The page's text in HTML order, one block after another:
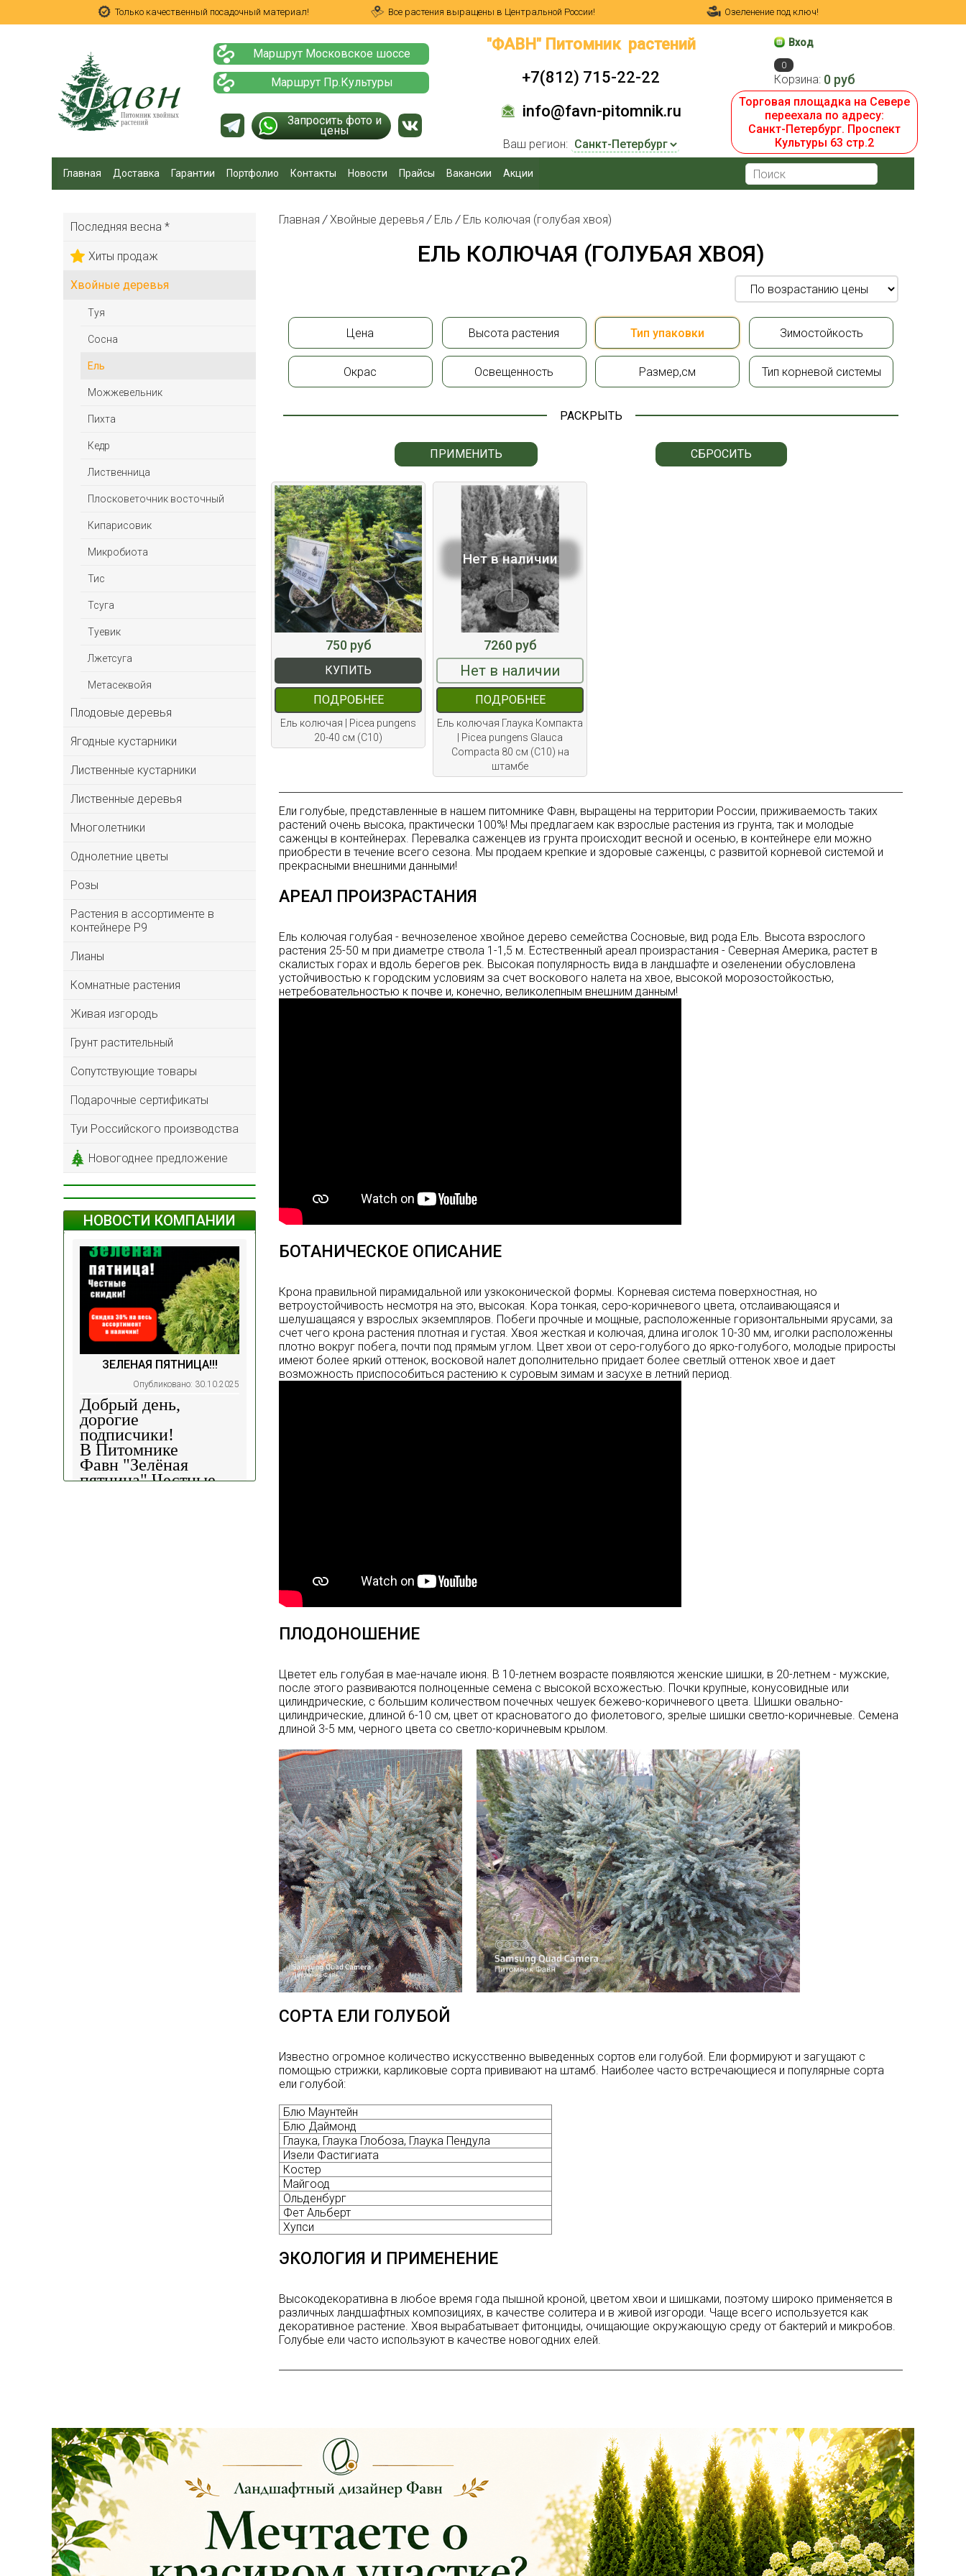
Только качественный посадочный материал! Все растения выращены в Центральной России! Озеленение под ключ!
Маршрут Московское шоссе
Маршрут Пр.Культуры
Запросить фото и
цены
"ФАВН" Питомник растений
+7(812) 715-22-22
info@favn-pitomnik.ru
Ваш регион:
Вход
0
Корзина: 0 руб
Торговая площадка на Севере
переехала по адресу:
Санкт-Петербург. Проспект
Культуры 63 стр.2
Главная Доставка Гарантии Портфолио Контакты Новости Прайсы Вакансии Акции
Последняя весна *
Хиты продаж
Хвойные деревья
Туя
Сосна
Ель
Можжевельник
Пихта
Кедр
Лиственница
Плосковеточник восточный
Кипарисовик
Микробиота
Тис
Тсуга
Туевик
Лжетсуга
Метасеквойя
Плодовые деревья
Ягодные кустарники
Лиственные кустарники
Лиственные деревья
Многолетники
Однолетние цветы
Розы
Растения в ассортименте в
контейнере P9
Лианы
Комнатные растения
Живая изгородь
Грунт растительный
Сопутствующие товары
Подарочные сертификаты
Туи Российского производства
Новогоднее предложение
НОВОСТИ КОМПАНИИ
ЗЕЛЕНАЯ ПЯТНИЦА!!!
Опубликовано: 30.10.2025
Добрый день,
дорогие
подписчики!
В Питомнике
Фавн "Зелёная
пятница".Честные
Главная / Хвойные деревья / Ель / Ель колючая (голубая хвоя)
ЕЛЬ КОЛЮЧАЯ (ГОЛУБАЯ ХВОЯ)
Цена Высота растения Тип упаковки Зимостойкость
Окрас Освещенность Размер,см Тип корневой системы
РАСКРЫТЬ
ПРИМЕНИТЬ СБРОСИТЬ
750 руб
КУПИТЬ
ПОДРОБНЕЕ
Ель колючая | Picea pungens
20-40 см (С10)
Нет в наличии
7260 руб
Нет в наличии
ПОДРОБНЕЕ
Ель колючая Глаука Компакта
| Picea pungens Glauca
Compacta 80 см (С10) на
штамбе
Ели голубые, представленные в нашем питомнике Фавн, выращены на территории России, приживаемость таких
растений очень высока, практически 100%! Мы предлагаем как взрослые растения из грунта, так и молодые
саженцы в контейнерах. Перевалка саженцев из грунта происходит весной и осенью, в контейнере ели можно
приобрести в течение всего сезона. Мы продаем крепкие и здоровые саженцы, с развитой корневой системой и
прекрасными внешними данными!
АРЕАЛ ПРОИЗРАСТАНИЯ
Ель колючая голубая - вечнозеленое хвойное дерево семейства Сосновые, вид рода Ель. Высота взрослого
растения 25-50 м при диаметре ствола 1-1,5 м. Естественный ареал произрастания - Северная Америка, растет в
скалистых горах и вдоль берегов рек. Высокая популярность вида в ландшафте и озеленении обусловлена
устойчивостью к городским условиям за счет воскового налета на хвое, высокой морозостойкостью,
нетребовательностью к почве и, конечно, великолепным внешним данным!
БОТАНИЧЕСКОЕ ОПИСАНИЕ
Крона правильной пирамидальной или узкоконической формы. Корневая система поверхностная, но
ветроустойчивость несмотря на это, высокая. Кора тонкая, серо-коричневого цвета, отслаивающаяся и
шелушащаяся у взрослых экземпляров. Побеги прочные и мощные, расположенные горизонтальными ярусами, за
счет чего крона растения плотная и густая. Хвоя жесткая и колючая, длина иголок 10-30 мм, иголки расположенны
плотно вокруг побега, почти под прямым углом. Цвет хвои от серо-голубого до ярко-голубого, молодые приросты
имеют более яркий оттенок, восковой налет дополнительно придает более светлый оттенок хвое и дает
возможность приспособиться растению к суровым зимам и засухе в летний период.
ПЛОДОНОШЕНИЕ
Цветет ель голубая в мае-начале июня. В 10-летнем возрасте появляются женские шишки, в 20-летнем - мужские,
после этого развиваются полноценные семена с высокой всхожестью. Почки крупные, конусовидные или
цилиндрические, с большим количеством почечных чешуек бежево-коричневого цвета. Шишки овально-
цилиндрические, длиной 6-10 см, цвет от красноватого до фиолетового, зрелые шишки светло-коричневые. Семена
длиной 3-5 мм, черного цвета со светло-коричневым крылом.
СОРТА ЕЛИ ГОЛУБОЙ
Известно огромное количество искусственно выведенных сортов ели голубой. Ели формируют и загущают с
помощью стрижки, карликовые сорта прививают на штамб. Наиболее часто встречающиеся и популярные сорта
ели голубой:
Блю Маунтейн
Блю Даймонд
Глаука, Глаука Глобоза, Глаука Пендула
Изели Фастигиата
Костер
Майгоод
Ольденбург
Фет Альберт
Хупси
ЭКОЛОГИЯ И ПРИМЕНЕНИЕ
Высокодекоративна в любое время года пышной кроной, цветом хвои и шишками, поэтому широко применяется в
различных ландшафтных композициях, в качестве солитера и в живой изгороди. Чаще всего используется как
декоративное растение. Хвоя вырабатывает фитонциды, очищающие окружающую среду от бактерий и микробов.
Голубые ели часто используют в качестве новогодних елей.